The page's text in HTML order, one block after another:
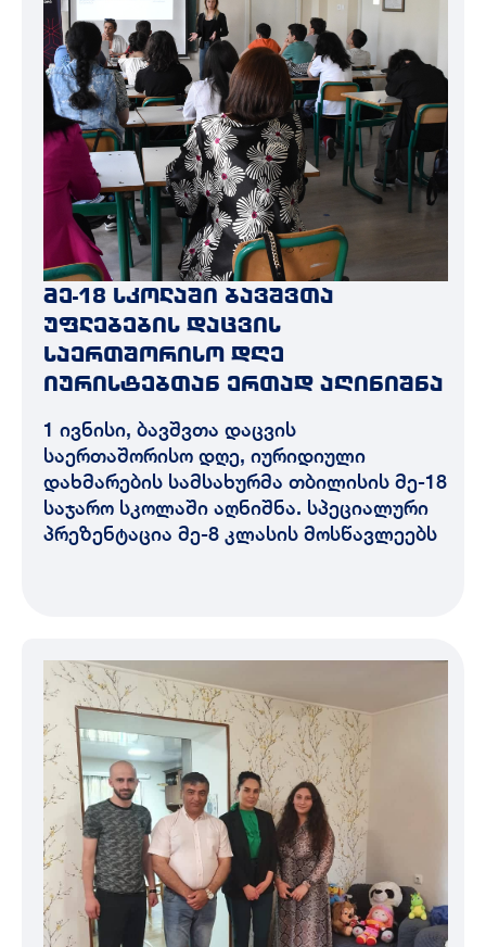
მე-18 სკოლაში ბავშვთა
უფლებების დაცვის
საერთშორისო დღე
იურისტებთან ერთად აღინიშნა
1 ივნისი, ბავშვთა დაცვის
საერთაშორისო დღე, იურიდიული
დახმარების სამსახურმა თბილისის მე-18
საჯარო სკოლაში აღნიშნა. სპეციალური
პრეზენტაცია მე-8 კლასის მოსწავლეებს